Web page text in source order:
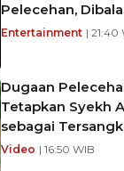
Pelecehan,
Entertainment | 21:40
Dugaan
Tetapkan Syekh
sebagai
Video | 16:50 WIB